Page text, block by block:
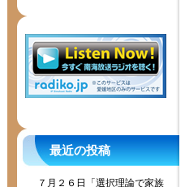
最近の投稿
７月２６日「選択理論で家族